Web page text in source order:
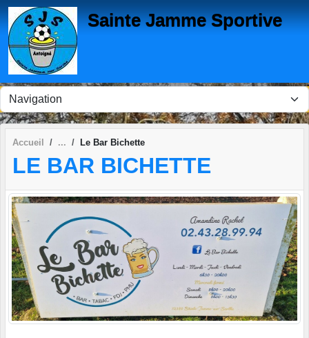
Sainte Jamme Sportive
Accueil Le Bar Bichette
LE BAR BICHETTE
Panneau de gestion des cookies